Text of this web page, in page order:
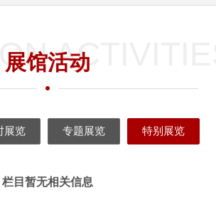
ACTIVITIES
展馆活动
展览 专题展览 特别展览
栏目暂无相关信息